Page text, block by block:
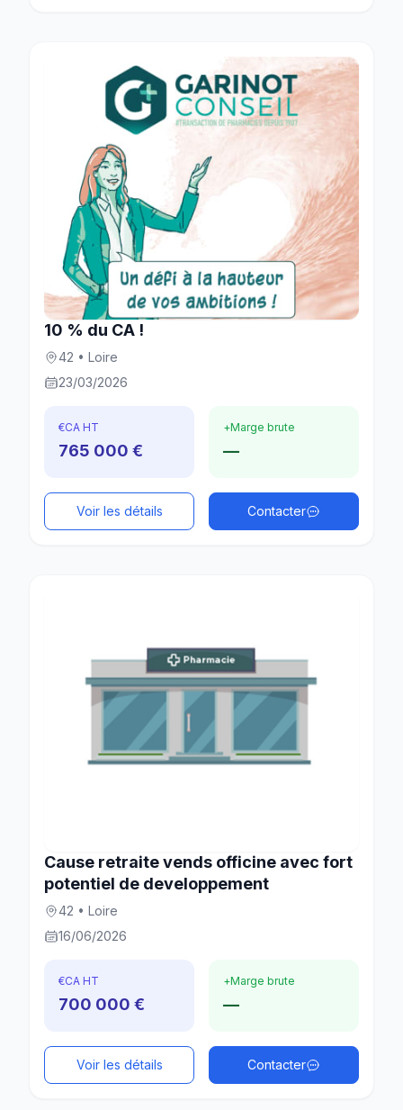
10 % du CA !
42 • Loire
23/03/2026
€CA HT
765 000 €
+Marge brute
—
Voir les détails Contacter
Cause retraite vends officine avec fort
potentiel de developpement
42 • Loire
16/06/2026
€CA HT
700 000 €
+Marge brute
—
Voir les détails Contacter